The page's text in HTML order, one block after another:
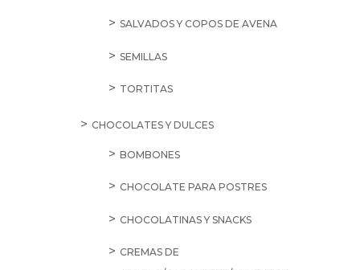
SALVADOS Y COPOS DE AVENA
SEMILLAS
TORTITAS
CHOCOLATES Y DULCES
BOMBONES
CHOCOLATE PARA POSTRES
CHOCOLATINAS Y SNACKS
CREMAS DE